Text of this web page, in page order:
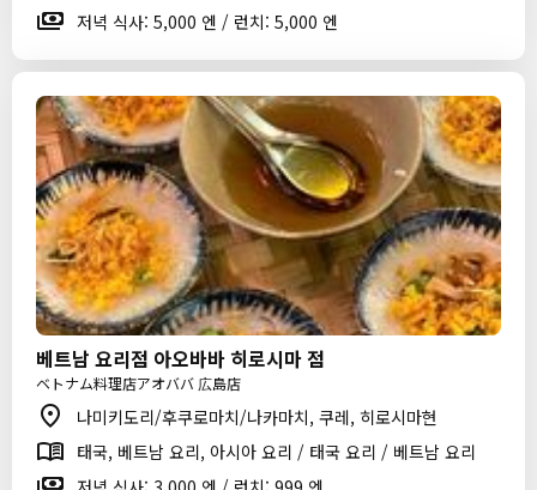
저녁 식사: 5,000 엔 / 런치: 5,000 엔
베트남 요리점 아오바바 히로시마 점
ベトナム料理店アオババ 広島店
나미키도리/후쿠로마치/나카마치, 쿠레, 히로시마현
태국, 베트남 요리, 아시아 요리 / 태국 요리 / 베트남 요리